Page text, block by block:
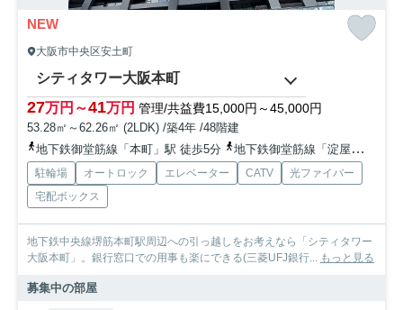
NEW
大阪市中央区安土町
シティタワー大阪本町
27万円～41万円 管理/共益費15,000円～45,000円
53.28㎡～62.26㎡ (2LDK) /築4年 /48階建
地下鉄御堂筋線「本町」駅 徒歩5分
地下鉄御堂筋線「淀屋橋」駅 徒歩13分
駐輪場 オートロック エレベーター CATV
光ファイバー
宅配ボックス
地下鉄中央線堺筋本町駅周辺への引っ越しをお考えなら「シティタワー
大阪本町」。銀行窓口での用事も楽にできる(三菱UFJ銀行... もっと見る
募集中の部屋